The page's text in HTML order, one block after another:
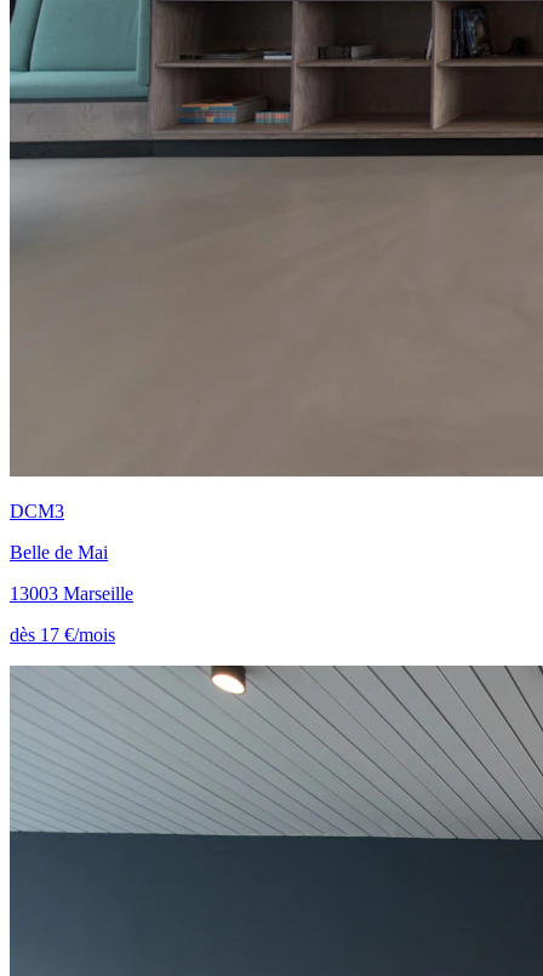
DCM3
Belle de Mai
13003 Marseille
dès 17 €/mois